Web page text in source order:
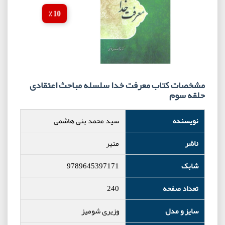
10 ٪
مشخصات کتاب معرفت خدا سلسله مباحث اعتقادی
حلقه سوم
نویسنده
سید محمد بنی هاشمی
ناشر
منیر
شابک
9789645397171
تعداد صفحه
240
سایز و مدل
وزیری شومیز